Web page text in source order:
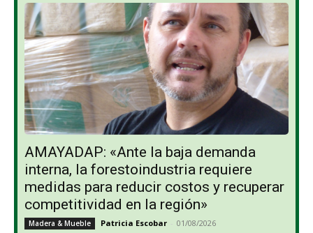
AMAYADAP: «Ante la baja demanda
interna, la forestoindustria requiere
medidas para reducir costos y recuperar
competitividad en la región»
Madera & Mueble Patricia Escobar - 01/08/2026